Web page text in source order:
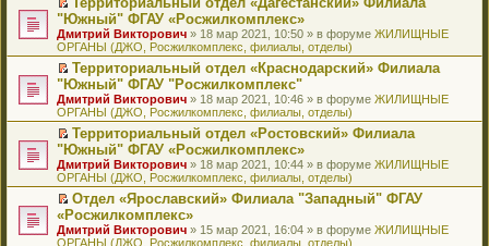
н
и
ю
о
о
б
щ
е
н
и
ю
н
о
м
у
с
о
о
б
щ
е
н
и
ю
ч
и
т
а
н
н
о
м
у
с
о
о
б
щ
е
н
ю
н
е
п
р
о
ч
и
т
а
н
н
о
м
у
с
о
б
р
в
о
м
у
н
е
п
р
о
ч
и
т
а
н
н
м
т
и
к
п
е
р
в
о
м
у
н
е
п
р
о
ч
т
П
е
р
е
й
т
и
к
п
е
р
в
о
м
у
н
п
"Южный" ФГАУ «Росжилкомплекс»
Дмитрий Викторович » 18 мар 2021, 10:50 » в форуме ЖИЛИЩНЫЕ
ОРГАНЫ (ДЖО, Росжилкомплекс, филиалы, отделы)
П
е
р
е
й
т
и
к
п
е
р
о
Территориальный отдел «Краснодарский» Филиала
"Южный" ФГАУ "Росжилкомплекс"
Дмитрий Викторович » 18 мар 2021, 10:46 » в форуме ЖИЛИЩНЫЕ
ОРГАНЫ (ДЖО, Росжилкомплекс, филиалы, отделы)
П
е
р
е
й
т
к
Территориальный отдел «Ростовский» Филиала
"Южный" ФГАУ «Росжилкомплекс»
Дмитрий Викторович » 18 мар 2021, 10:44 » в форуме ЖИЛИЩНЫЕ
ОРГАНЫ (ДЖО, Росжилкомплекс, филиалы, отделы)
П
р
Отдел «Ярославский» Филиала "Западный" ФГАУ
«Росжилкомплекс»
Дмитрий Викторович » 15 мар 2021, 16:04 » в форуме ЖИЛИЩНЫЕ
ОРГАНЫ (ДЖО, Росжилкомплекс, филиалы, отделы)